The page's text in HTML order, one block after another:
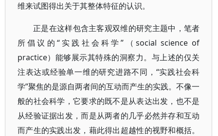
维来试图得出关于其整体特征的认识。
正是在这样包含主客观双维的研究主题中，笔者
所倡议的“实践社会科学”（social science of
practice）能够展示其特殊的洞察力。与上述的仅关
注表达或经验单一维的研究进路不同，“实践社会科
学”聚焦的是源自两者间的互动而产生的实践。不像一
般的社会科学，它要求的既不是从表达出发，也不是
从经验证据出发，而是从两者的几乎必然并存和互动
而产生的实践出发，藉此得出超越性的视野和概括。